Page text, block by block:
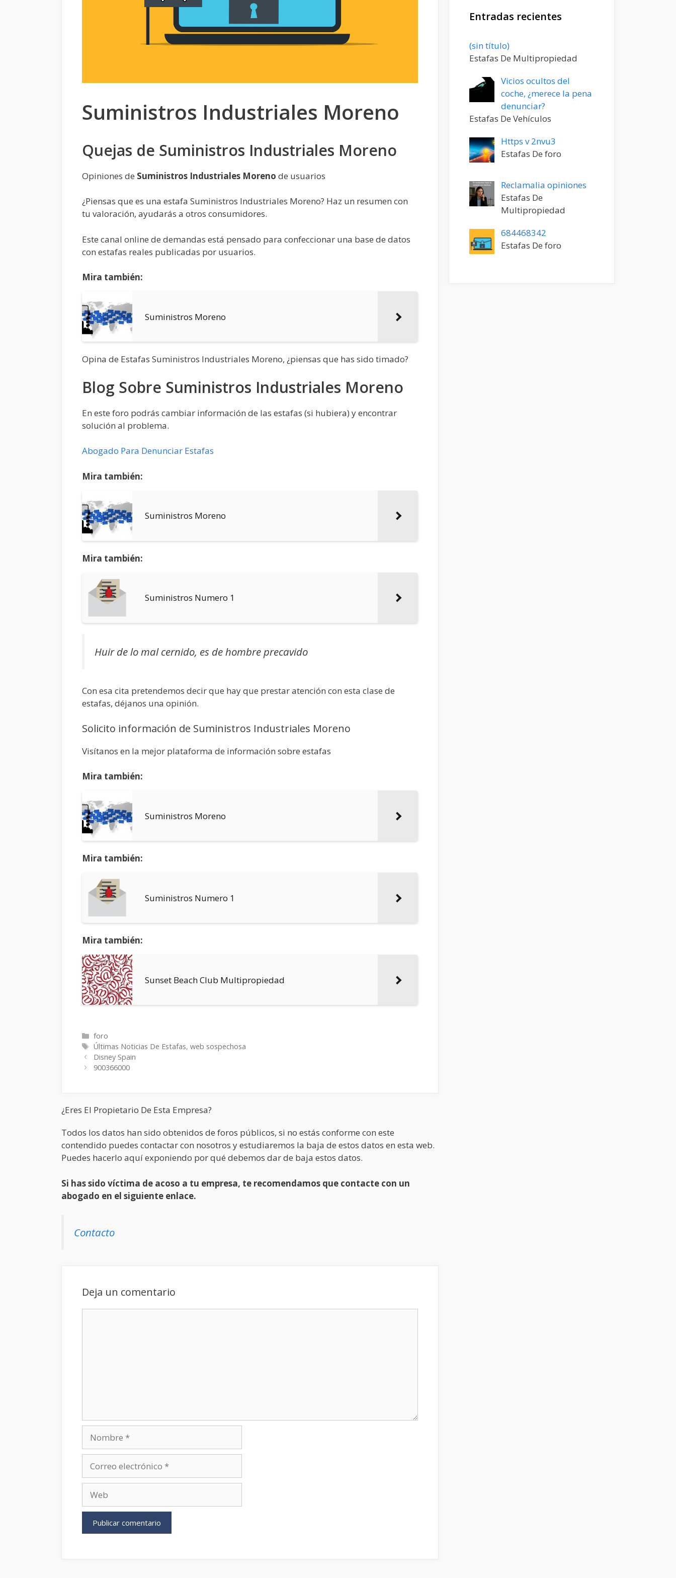
Suministros Industriales Moreno
Quejas de Suministros Industriales Moreno
Opiniones de Suministros Industriales Moreno de usuarios
¿Piensas que es una estafa Suministros Industriales Moreno? Haz un resumen con
tu valoración, ayudarás a otros consumidores.
Este canal online de demandas está pensado para confeccionar una base de datos
con estafas reales publicadas por usuarios.
Mira también:
Suministros Moreno
Opina de Estafas Suministros Industriales Moreno, ¿piensas que has sido timado?
Blog Sobre Suministros Industriales Moreno
En este foro podrás cambiar información de las estafas (si hubiera) y encontrar
solución al problema.
Abogado Para Denunciar Estafas
Mira también:
Suministros Moreno
Mira también:
Suministros Numero 1
Huir de lo mal cernido, es de hombre precavido
Con esa cita pretendemos decir que hay que prestar atención con esta clase de
estafas, déjanos una opinión.
Solicito información de Suministros Industriales Moreno
Visítanos en la mejor plataforma de información sobre estafas
Mira también:
Suministros Moreno
Mira también:
Suministros Numero 1
Mira también:
Sunset Beach Club Multipropiedad
Categorías
foro
Etiquetas
Últimas Noticias De Estafas,web sospechosa
Disney Spain
900366000
¿Eres El Propietario De Esta Empresa?
Todos los datos han sido obtenidos de foros públicos, si no estás conforme con este
contendido puedes contactar con nosotros y estudiaremos la baja de estos datos en esta web.
Puedes hacerlo aquí exponiendo por qué debemos dar de baja estos datos.
Si has sido víctima de acoso a tu empresa, te recomendamos que contacte con un
abogado en el siguiente enlace.
Contacto
Deja un comentario
electrónico
Entradas recientes
(sin título)Entrada
20198
Estafas De Multipropiedad
Vicios ocultos del
coche, ¿merece la pena
denunciar?
Estafas De Vehículos
Https v 2nvu3
Estafas De foro
Reclamalia opiniones
Estafas De
Multipropiedad
684468342
Estafas De foro